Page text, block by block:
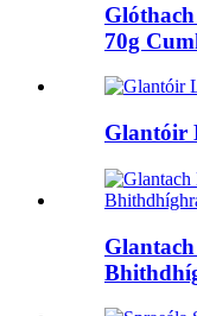
70g
Glantóir